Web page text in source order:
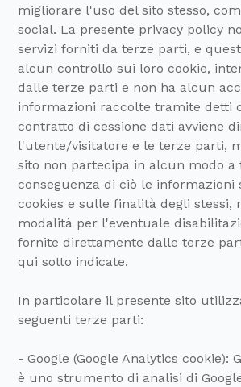
migliorare l'uso del sito stesso,
social. La presente privacy policy
servizi forniti da terze parti, e
alcun controllo sui loro cookie,
dalle terze parti e non ha alcun
informazioni raccolte tramite detti
contratto di cessione dati avviene
l'utente/visitatore e le terze parti,
sito non partecipa in alcun modo a
conseguenza di ciò le informazioni
cookies e sulle finalità degli stessi,
modalità per l'eventuale
fornite direttamente dalle terze
qui sotto indicate.
In particolare il presente sito
seguenti terze parti:
- Google (Google Analytics cookie):
è uno strumento di analisi di